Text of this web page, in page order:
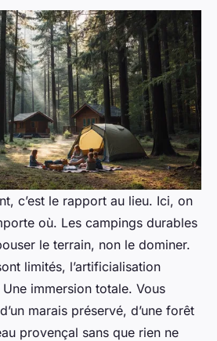
c’est le rapport au lieu. Ici, on
où. Les campings durables
le terrain, non le dominer.
limités, l’artificialisation
immersion totale. Vous
marais préservé, d’une forêt
provençal sans que rien ne